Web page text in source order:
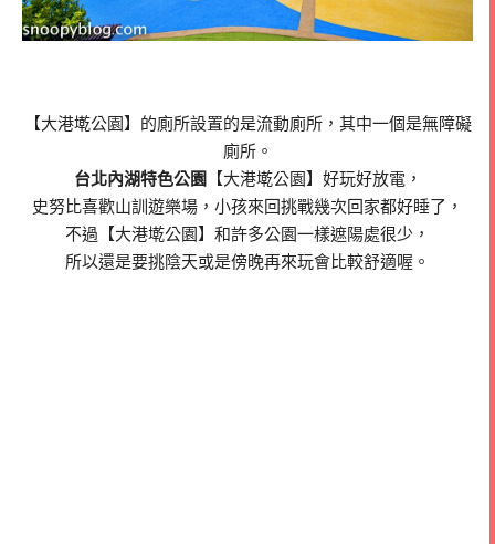
【大港墘公園】的廁所設置的是流動廁所，其中一個是無障礙
廁所。
台北內湖特色公園 【大港墘公園】好玩好放電，
史努比喜歡山訓遊樂場，小孩來回挑戰幾次回家都好睡了，
不過【大港墘公園】和許多公園一樣遮陽處很少，
所以還是要挑陰天或是傍晚再來玩會比較舒適喔。